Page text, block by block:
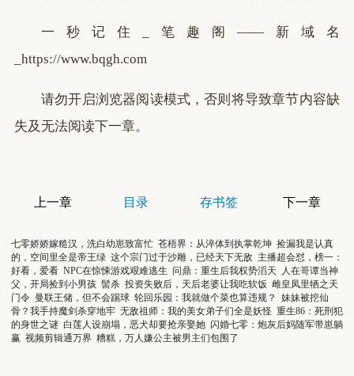
一秒记住_笔趣阁——新域名
_https://www.bqgh.com
请勿开启浏览器阅读模式，否则将导致章节内容缺
失及无法阅读下一章。
上一章 目录 存书签 下一章
七零娇娇嫁糙汉，洗白幼崽致富忙 苍梧界：从淬体到执掌乾坤 捡漏我是认真
的，空间里全是帝王绿 这个宗门过于沙雕，已经天下无敌 主播超会怼，榜一：
好看，爱看 NPC在惊悚游戏艰难逃生 问鼎：重生后我权势滔天
人在哥谭当神
父，开局捡到小男孩 髻杀 投资失败后，天后老婆让我吃软饭 雌皇凤里牺之天
门令 曼联王储，但不会踢球 轮回乐园：我就做个菜也算违规？
妹妹被挖仙
骨？我手持魔剑杀穿地牢 无敌祖师：我的美女弟子们全是妖怪 重生86：死刑犯
的身世之谜 白莲人设崩塌，恶犬却要抢亲娶她 闪婚七零：炮灰后妈随军带崽躺
赢 视频剪辑通万界 糟糕，万人嫌公主被男主们包围了